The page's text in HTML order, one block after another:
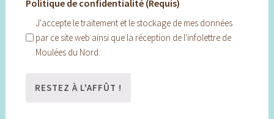
Politique de confidentialité (Requis)
J'accepte le traitement et le stockage de mes données
par ce site web ainsi que la réception de l'infolettre de
Moulées du Nord.